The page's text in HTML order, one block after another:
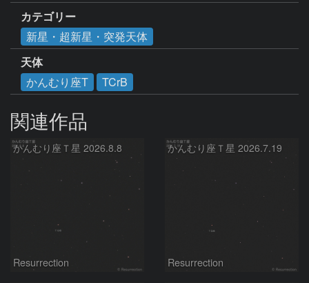
カテゴリー
新星・超新星・突発天体
天体
かんむり座T
TCrB
関連作品
かんむり座Ｔ星 2026.8.8
Resurrection
かんむり座Ｔ星 2026.7.19
Resurrection